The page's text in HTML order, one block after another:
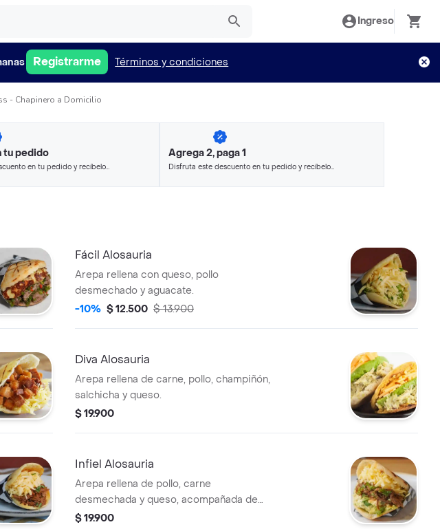
Ingreso
Registrarme Términos y condiciones
- Chapinero a Domicilio
tu pedido
en tu pedido y recíbelo
Agrega 2, paga 1
Disfruta este descuento en tu pedido y recíbelo
Fácil Alosauria
Arepa rellena con queso, pollo
desmechado y aguacate.
-10% $ 12.500 $ 13.900
Diva Alosauria
Arepa rellena de carne, pollo, champiñón,
salchicha y queso.
$ 19.900
Infiel Alosauria
Arepa rellena de pollo, carne
desmechada y queso, acompañada de
aguacate y cilantro.
$ 19.900